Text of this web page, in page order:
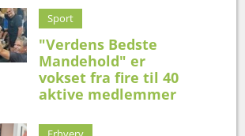
Sport
"Verdens Bedste
Mandehold" er
vokset fra fire til 40
aktive medlemmer